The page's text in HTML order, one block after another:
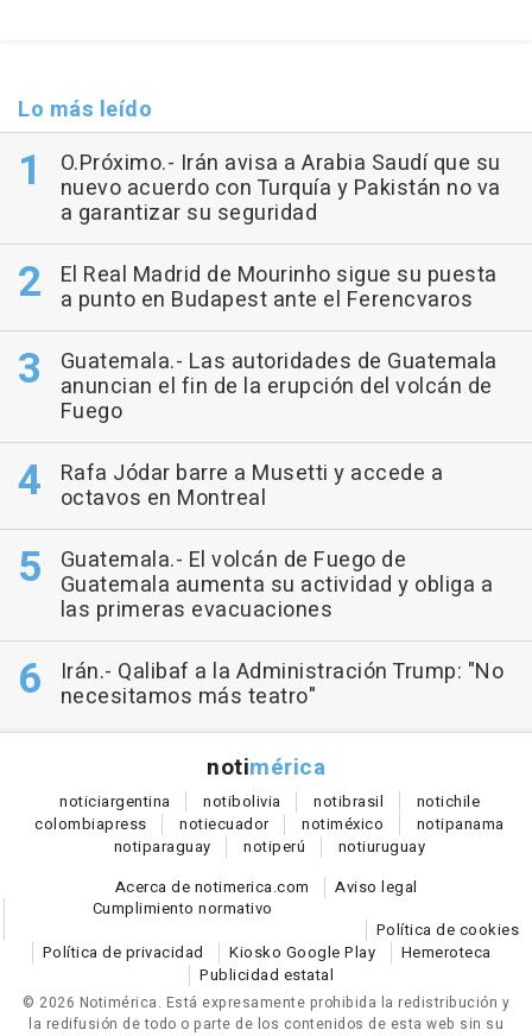
Lo más leído
O.Próximo.- Irán avisa a Arabia Saudí que su
nuevo acuerdo con Turquía y Pakistán no va
a garantizar su seguridad
El Real Madrid de Mourinho sigue su puesta
a punto en Budapest ante el Ferencvaros
Guatemala.- Las autoridades de Guatemala
anuncian el fin de la erupción del volcán de
Fuego
Rafa Jódar barre a Musetti y accede a
octavos en Montreal
Guatemala.- El volcán de Fuego de
Guatemala aumenta su actividad y obliga a
las primeras evacuaciones
Irán.- Qalibaf a la Administración Trump: "No
necesitamos más teatro"
notimérica
noticiargentina notibolivia notibrasil notichile
colombiapress notiecuador notiméxico notipanama
notiparaguay notiperú notiuruguay
Acerca de notimerica.com
Aviso legal
Cumplimiento normativo
Política de cookies
Política de privacidad
Kiosko Google Play
Hemeroteca
Publicidad estatal
© 2026 Notimérica. Está expresamente prohibida la redistribución y
la redifusión de todo o parte de los contenidos de esta web sin su